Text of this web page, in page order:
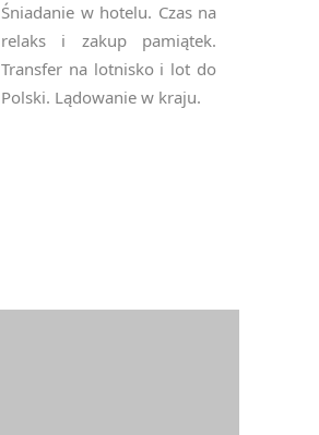
Śniadanie w hotelu. Czas na
relaks i zakup pamiątek.
Transfer na lotnisko i lot do
Polski. Lądowanie w kraju.